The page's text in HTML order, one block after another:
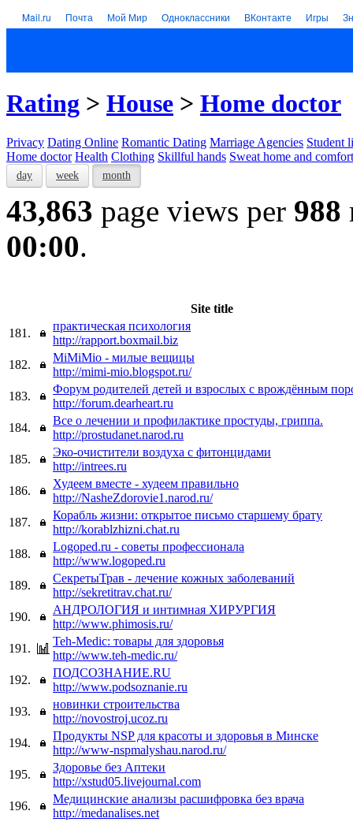
Mail.ru Почта Мой Мир Одноклассники ВКонтакте Игры
Rating > House > Home doctor
Privacy Dating Online Romantic Dating Marriage Agencies Student
Home doctor Health Clothing Skillful hands Sweat home and comfort
day week month
43,863 page views per 988
00:00.
Site title
181.
практическая психология
http://rapport.boxmail.biz
182.
MiMiMio - милые вещицы
http://mimi-mio.blogspot.ru/
183.
Форум родителей детей и взрослых с врождённым
http://forum.dearheart.ru
184.
Все о лечении и профилактике простуды, гриппа.
http://prostudanet.narod.ru
185.
Эко-очистители воздуха с фитонцидами
http://intrees.ru
186.
Худеем вместе - худеем правильно
http://NasheZdorovie1.narod.ru/
187.
Корабль жизни: открытое письмо старшему брату
http://korablzhizni.chat.ru
188.
Logoped.ru - cоветы профессионала
http://www.logoped.ru
189.
СекретыТрав - лечение кожных заболеваний
http://sekretitrav.chat.ru/
190.
АНДРОЛОГИЯ и интимная ХИРУРГИЯ
http://www.phimosis.ru/
191.
Teh-Medic: товары для здоровья
http://www.teh-medic.ru/
192.
ПОДСОЗНАНИЕ.RU
http://www.podsoznanie.ru
193.
новинки строительства
http://novostroj.ucoz.ru
194.
Продукты NSP для красоты и здоровья в Минске
http://www-nspmalyshau.narod.ru/
195.
Здоровье без Аптеки
http://xstud05.livejournal.com
196.
Медицинские анализы расшифровка без врача
http://medanalises.net